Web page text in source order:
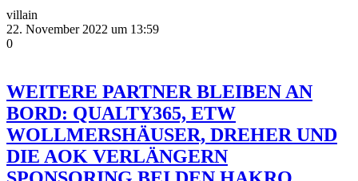
villain
22. November 2022 um 13:59
0
WEITERE PARTNER BLEIBEN AN
BORD: QUALTY365, ETW
WOLLMERSHÄUSER, DREHER UND
DIE AOK VERLÄNGERN